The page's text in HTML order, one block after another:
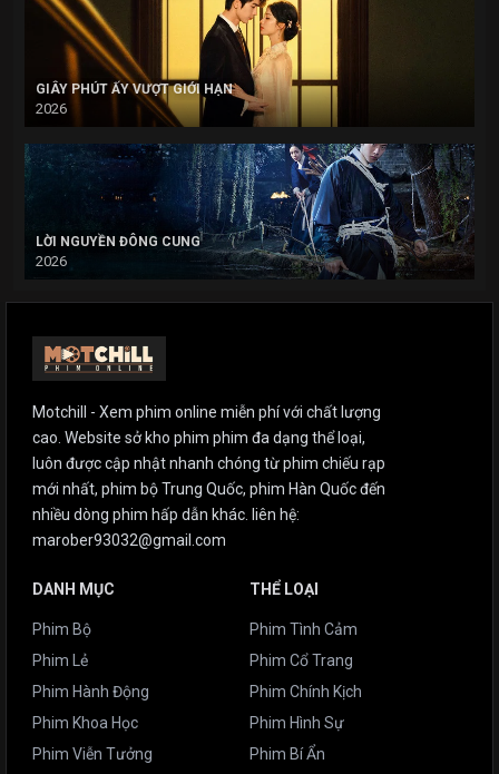
GIÂY PHÚT ẤY VƯỢT GIỚI HẠN
2026
LỜI NGUYỀN ĐÔNG CUNG
2026
Motchill - Xem phim online miễn phí với chất lượng
cao. Website sở kho phim phim đa dạng thể loại,
luôn được cập nhật nhanh chóng từ phim chiếu rạp
mới nhất, phim bộ Trung Quốc, phim Hàn Quốc đến
nhiều dòng phim hấp dẫn khác. liên hệ:
marober93032@gmail.com
DANH MỤC
Phim Bộ
Phim Lẻ
Phim Hành Động
Phim Khoa Học
Phim Viễn Tưởng
THỂ LOẠI
Phim Tình Cảm
Phim Cổ Trang
Phim Chính Kịch
Phim Hình Sự
Phim Bí Ẩn